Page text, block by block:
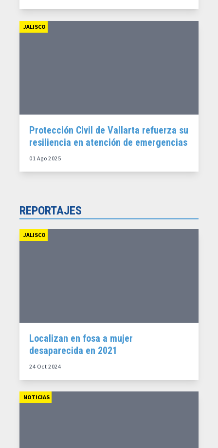
JALISCO
Protección Civil de Vallarta refuerza su
resiliencia en atención de emergencias
01 Ago 2025
REPORTAJES
JALISCO
Localizan en fosa a mujer
desaparecida en 2021
24 Oct 2024
NOTICIAS